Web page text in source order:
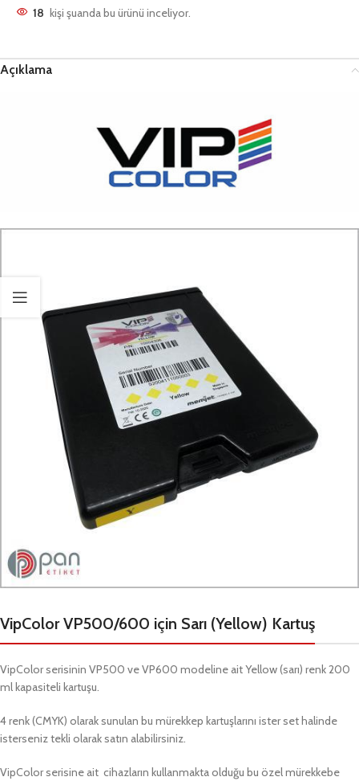
18 kişi şuanda bu ürünü inceliyor.
Açıklama
VipColor VP500/600 için Sarı (Yellow) Kartuş
VipColor serisinin VP500 ve VP600 modeline ait Yellow (sarı) renk 200
ml kapasiteli kartuşu.
4 renk (CMYK) olarak sunulan bu mürekkep kartuşlarını ister set halinde
isterseniz tekli olarak satın alabilirsiniz.
VipColor serisine ait cihazların kullanmakta olduğu bu özel mürekkebe